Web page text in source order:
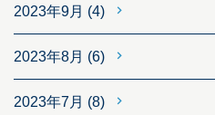
2023年9月 (4)
2023年8月 (6)
2023年7月 (8)